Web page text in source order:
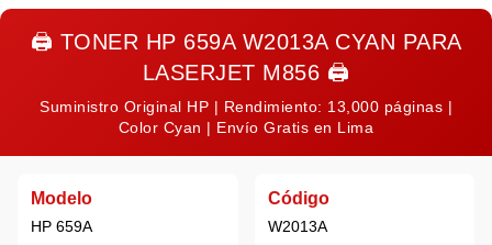
🖨️ TONER HP 659A W2013A CYAN PARA
LASERJET M856 🖨️
Suministro Original HP | Rendimiento: 13,000 páginas |
Color Cyan | Envío Gratis en Lima
Modelo
HP 659A
Código
W2013A